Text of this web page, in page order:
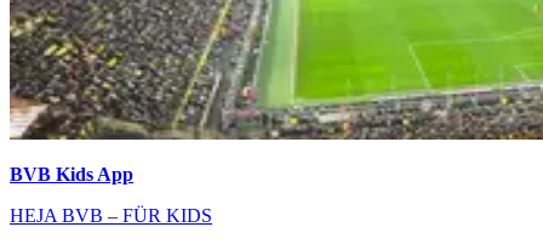
BVB Kids App
HEJA BVB – FÜR KIDS